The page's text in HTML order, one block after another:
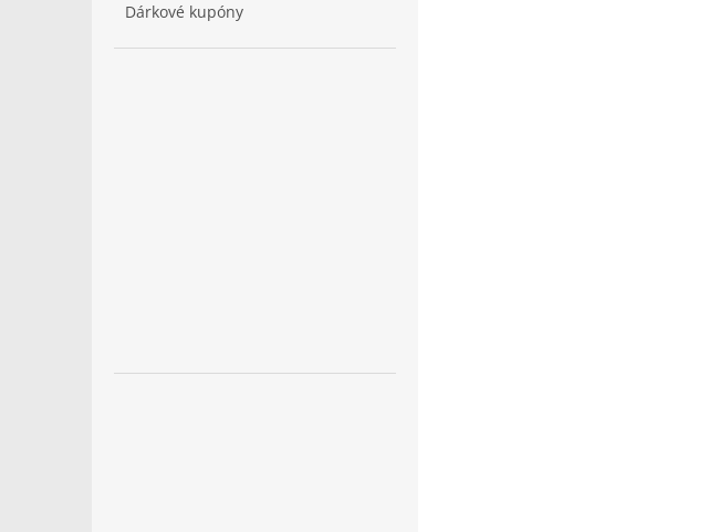
Dárkové kupóny